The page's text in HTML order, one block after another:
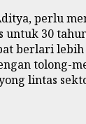
perlu
untuk 30
berlari
tolong-
lintas